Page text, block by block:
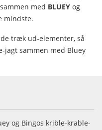
med BLUEY og
mindste.
træk ud-elementer, så
jagt sammen med Bluey
og Bingos krible-krable-